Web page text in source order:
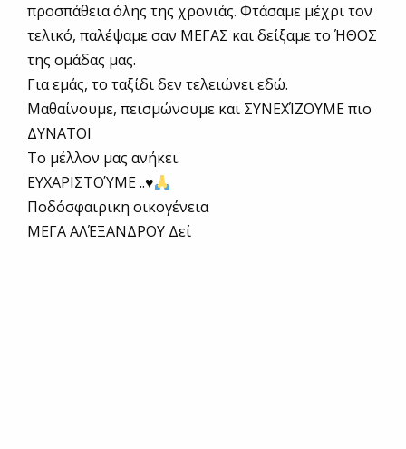
προσπάθεια όλης της χρονιάς. Φτάσαμε μέχρι τον
τελικό, παλέψαμε σαν ΜΕΓΑΣ και δείξαμε το ΉΘΟΣ
της ομάδας μας.
Για εμάς, το ταξίδι δεν τελειώνει εδώ.
Μαθαίνουμε, πεισμώνουμε και ΣΥΝΕΧΊΖΟΥΜΕ πιο
ΔΥΝΑΤΟΙ
Το μέλλον μας ανήκει.
ΕΥΧΑΡΙΣΤΟΎΜΕ ..♥️
Ποδόσφαιρικη οικογένεια
ΜΕΓΑ ΑΛΈΞΑΝΔΡΟΥ Δεί